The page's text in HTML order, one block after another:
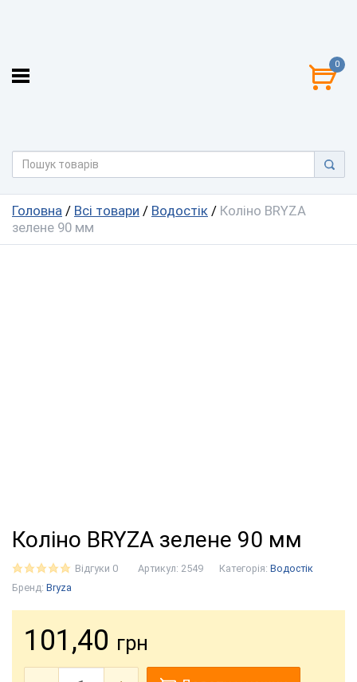
0
Головна / Всі товари / Водостік / Коліно BRYZA
зелене 90 мм
Коліно BRYZA зелене 90 мм
Відгуки 0 Артикул: 2549 Категорія: Водостік
Бренд: Bryza
101,40 грн